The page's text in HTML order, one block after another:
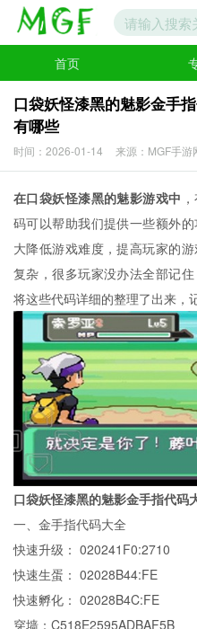
首页
口袋妖怪漆黑的魅影金手
有哪些
时间：2026-01-14 来源：MGF手游
在口袋妖怪漆黑的魅影游戏中
码可以帮助我们提供一些额外
大降低游戏难度，提高玩家的
复杂，很多玩家没办法全部记
将这些代码详细的整理了出来，
口袋妖怪漆黑的魅影金手指代码
一、金手指代码大全
快速升级： 020241F0:2710
快速生蛋： 02028B44:FE
快速孵化： 02028B4C:FE
穿墙：C518E2595ADBAF5B